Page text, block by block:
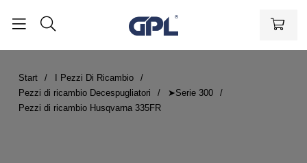
Start
I Pezzi Di Ricambio
Pezzi di ricambio Decespugliatori
➤Serie 300
Pezzi di ricambio Husqvarna 335FR